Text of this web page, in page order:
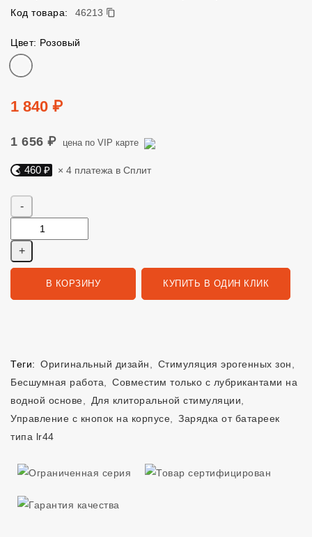
Код товара:
46213
46213
Цвет: Розовый
Цвет
Цена
1 840 ₽
1 656 ₽ цена по VIP карте
Яндекс Сплит. 460 руб, 4 платежа в Сплит
460 ₽ × 4 платежа в Сплит
В КОРЗИНУ КУПИТЬ В ОДИН КЛИК
Теги: Оригинальный дизайн Стимуляция эрогенных зон
Бесшумная работа
Совместим только с лубрикантами на
водной основе
Для клиторальной стимуляции
Управление с кнопок на корпусе
Зарядка от батареек
типа lr44